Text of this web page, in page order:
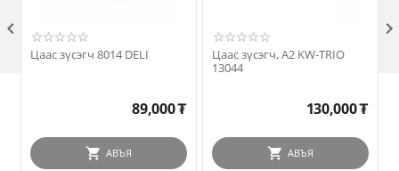
Цаас зүсэгч 8014 DELI
89,000₮
АВЪЯ
Цаас зүсэгч, А2 KW-TRIO
13044
130,000₮
АВЪЯ
 